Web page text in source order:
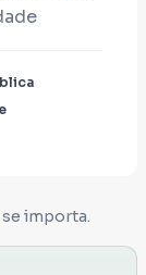
e
importa.